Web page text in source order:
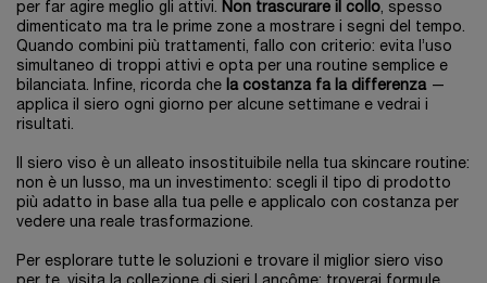
per far agire meglio gli attivi. Non trascurare il collo, spesso
dimenticato ma tra le prime zone a mostrare i segni del tempo.
Quando combini più trattamenti, fallo con criterio: evita l’uso
simultaneo di troppi attivi e opta per una routine semplice e
bilanciata. Infine, ricorda che
la costanza fa la differenza—
applica il siero ogni giorno per alcune settimane e vedrai i
risultati.
Il siero viso è un alleato insostituibile nella tua skincare routine:
non è un lusso, ma un investimento: scegli il tipo di prodotto
più adatto in base alla tua pelle e applicalo con costanza per
vedere una reale trasformazione.
Per esplorare tutte le soluzioni e trovare il miglior siero viso